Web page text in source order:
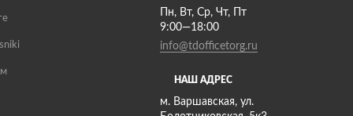
НАШ АДРЕС
м. Варшавская, ул.
Пн, Вт, Ср, Чт, Пт
9:00—18:00
info@tdofficetorg.ru